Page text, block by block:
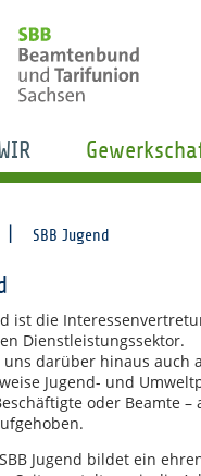
SBB Jugend
ist die
Dienstleistungssektor.
darüber hinaus auch
Jugend- und
oder Beamte
Jugend bildet ein